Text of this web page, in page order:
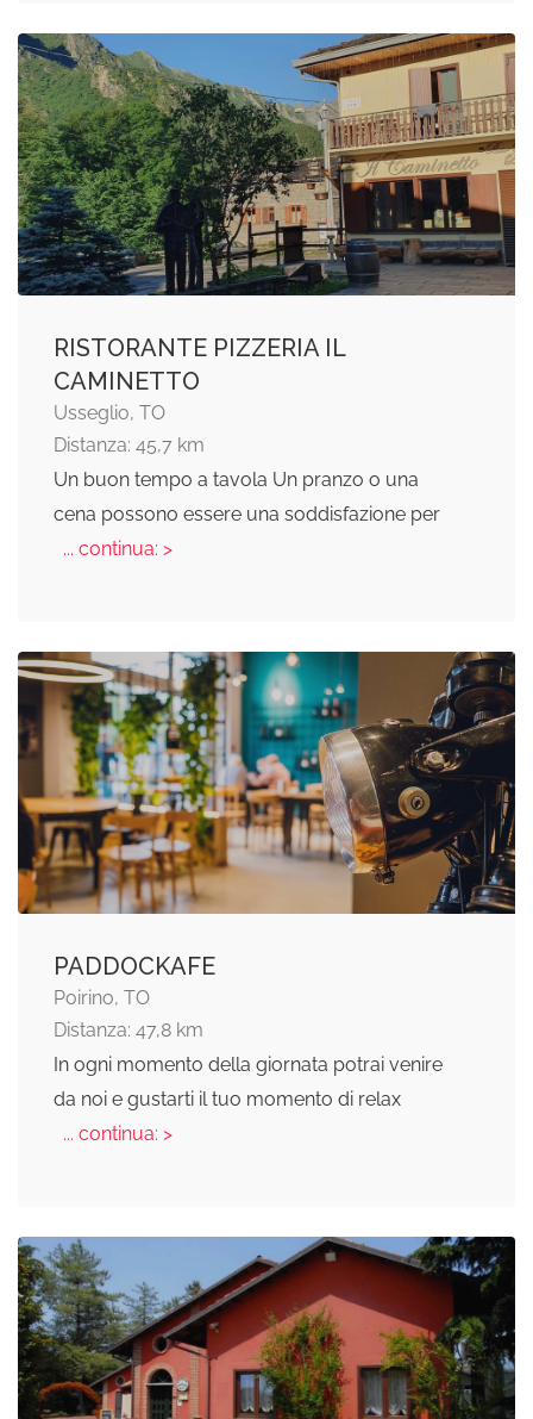
RISTORANTE PIZZERIA IL
CAMINETTO
Usseglio, TO
Distanza: 45,7 km
Un buon tempo a tavola Un pranzo o una
cena possono essere una soddisfazione per
... continua: >
PADDOCKAFE
Poirino, TO
Distanza: 47,8 km
In ogni momento della giornata potrai venire
da noi e gustarti il tuo momento di relax
... continua: >